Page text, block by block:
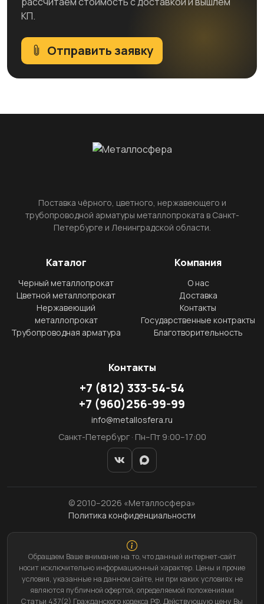
КП.
Отправить заявку
Поставка чёрного, цветного, нержавеющего и
трубопроводной арматуры металлопроката в Санкт-
Петербурге и Ленинградской области.
Каталог
Черный металлопрокат
Цветной металлопрокат
Нержавеющий
металлопрокат
Трубопроводная арматура
Компания
О нас
Доставка
Контакты
Государственные контракты
Благотворительность
Контакты
+7 (812) 333-54-54
+7 (960)256-99-99
info@metallosfera.ru
Санкт-Петербург · Пн–Пт 9:00–17:00
© 2010–2026 «Металлосфера»
Политика конфиденциальности
Обращаем Ваше внимание на то, что данный интернет-сайт
носит исключительно информационный характер. Цены и прочие
условия, указанные на данном сайте, ни при каких условиях не
являются публичной офертой, определяемой положениями
Статьи 437(2) Гражданского кодекса РФ. Действующую цену Вы